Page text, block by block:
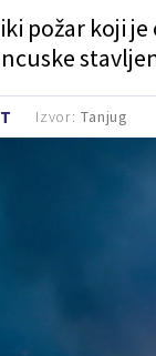
požar koji
Izvor: Tanjug